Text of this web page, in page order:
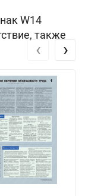
W14
также
‹ ›